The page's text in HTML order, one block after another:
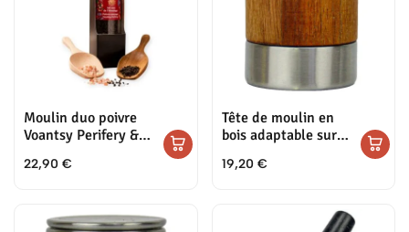
Moulin duo poivre
Voantsy Perifery &
l’Himalaya
22,90 €
Tête de moulin en
bois adaptable sur
sels
19,20 €